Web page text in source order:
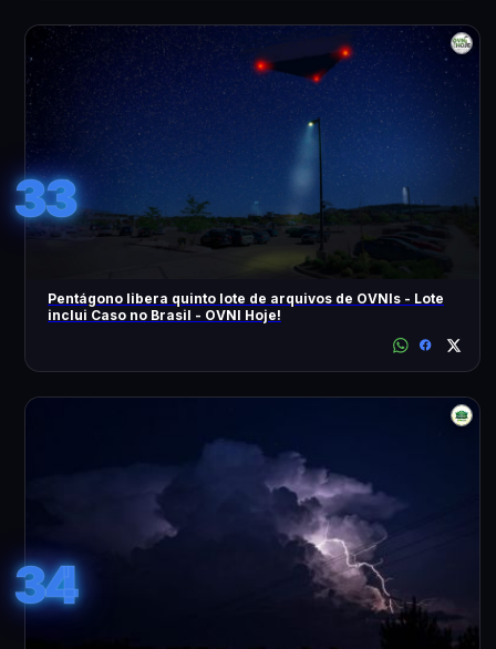
33
Pentágono libera quinto lote de arquivos de OVNIs - Lote
inclui Caso no Brasil - OVNI Hoje!
34